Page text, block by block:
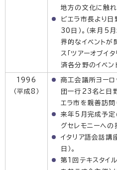
地方の文化に触れ
ビエラ市長より
30日）。（来月5
界的なイベントが
ス「ツアーオブイ
済各分野のイベン
1996
（平成8）
商工会議所ヨーロ
団一行23名と日
エラ市を親善訪
来年5月完成予定
グセレモニーへの
イタリア語会話
日）。
第1回テキスタイ